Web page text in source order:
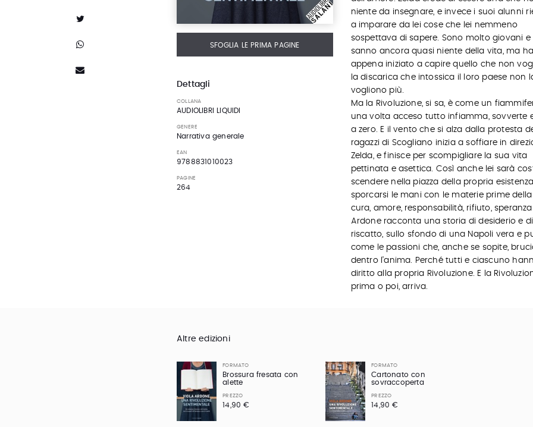
SFOGLIA LE PRIMA PAGINE
Dettagli
COLLANA
AUDIOLIBRI LIQUIDI
GENERE
Narrativa generale
EAN
9788831010023
PAGINE
264
niente da insegnare, e invece i suoi alunni
a imparare da lei cose che lei nemmeno
sospettava di sapere. Sono molto giovani e
sanno ancora quasi niente della vita, ma
appena iniziato a capire quello che non
la discarica che intossica il loro paese non
vogliono più.
Ma la Rivoluzione, si sa, è come un
una volta acceso tutto infiamma, sovverte
a zero. E il vento che si alza dalla protesta
ragazzi di Scogliano inizia a soffiare in
Zelda, e finisce per scompigliare la sua vita
pettinata e asettica. Così anche lei sarà
scendere nella piazza della propria
sporcarsi le mani con le materie prime
cura, amore, responsabilità, rifiuto,
Ardone racconta una storia di desiderio e di
riscatto, sullo sfondo di una Napoli vera e
come le passioni che, anche se sopite,
dentro l’anima. Perché tutti e ciascuno
diritto alla propria Rivoluzione. E la
prima o poi, arriva.
Altre edizioni
FORMATO
Brossura fresata con
alette
PREZZO
14,90 €
FORMATO
Cartonato con
sovraccoperta
PREZZO
14,90 €